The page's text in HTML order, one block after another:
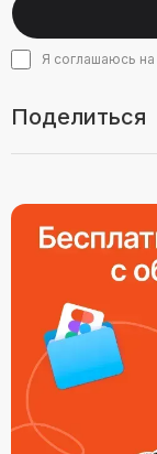
Я соглашаюсь
Поделиться